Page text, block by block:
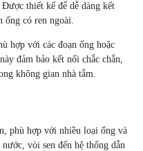
Được thiết kế để dễ dàng kết
ống có ren ngoài.
hợp với các đoạn ống hoặc
đảm bảo kết nối chắc chắn,
không gian nhà tắm.
phù hợp với nhiều loại ống và
vòi sen đến hệ thống dẫn